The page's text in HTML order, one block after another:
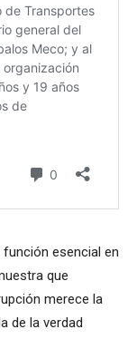
esencial en
que
merece la
de la verdad